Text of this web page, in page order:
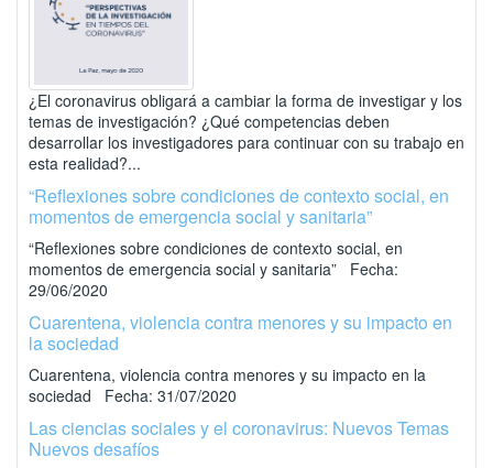
¿El coronavirus obligará a cambiar la forma de investigar y los
temas de investigación? ¿Qué competencias deben
desarrollar los investigadores para continuar con su trabajo en
esta realidad?...
“Reflexiones sobre condiciones de contexto social, en
momentos de emergencia social y sanitaria”
“Reflexiones sobre condiciones de contexto social, en
momentos de emergencia social y sanitaria” Fecha:
29/06/2020
Cuarentena, violencia contra menores y su impacto en
la sociedad
Cuarentena, violencia contra menores y su impacto en la
sociedad Fecha: 31/07/2020
Las ciencias sociales y el coronavirus: Nuevos Temas
Nuevos desafíos